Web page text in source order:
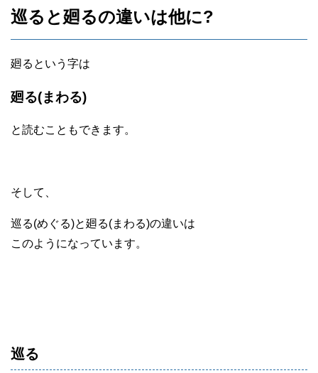
巡ると廻るの違いは他に?
廻るという字は
廻る(まわる)
と読むこともできます。
そして、
巡る(めぐる)と廻る(まわる)の違いは
このようになっています。
巡る